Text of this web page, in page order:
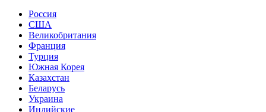
Россия
США
Великобритания
Франция
Турция
Южная Корея
Казахстан
Беларусь
Украина
Индийские